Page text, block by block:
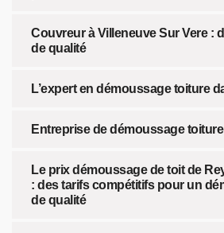
Couvreur à Villeneuve Sur Vere :
de qualité
L’expert en démoussage toiture
Entreprise de démoussage toiture
Le prix démoussage de toit de
: des tarifs compétitifs pour un
de qualité